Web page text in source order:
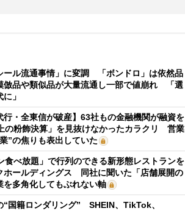
ール流通事情」に変調 「ボンドロ」は依然品
倣品や類似品が大量流通し一部で値崩れ 「選
」
行・全東信が破産】63社もの金融機関が融資を
の粉飾決算」を見抜けなかったカラクリ 営業
”の焦りも表出していた
食べ放題」で行列のできる新形態レストランを
ホールディングス 同社に聞いた「店舗展開の
を多角化してもぶれない軸
“国籍ロンダリング” SHEIN、TikTok、